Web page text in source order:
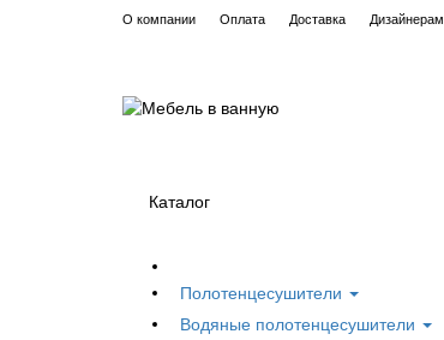
О компании Оплата Доставка Дизайнерам
Каталог
Полотенцесушители
Водяные полотенцесушители